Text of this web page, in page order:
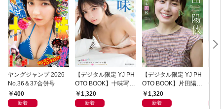
ヤングジャンプ 2026
No.36＆37合併号
400
新着
【デジタル限定 YJ PH
OTO BOOK】十味写真
集「続・『ぽみ』！？
どこでもトレイン・ベ
1,320
新着
【デジタル限定 YJ PH
OTO BOOK】片田陽依
写真集「羽色日和」
1,320
新着
リ」